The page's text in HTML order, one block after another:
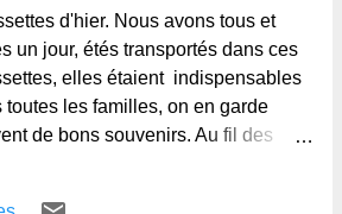
intéresser au passé géologique et
de cette petite
d'hier. Nous avons tous et
un jour, étés transportés dans ces
elles étaient indispensables
toutes les familles, on en garde
de bons souvenirs. Au fil des